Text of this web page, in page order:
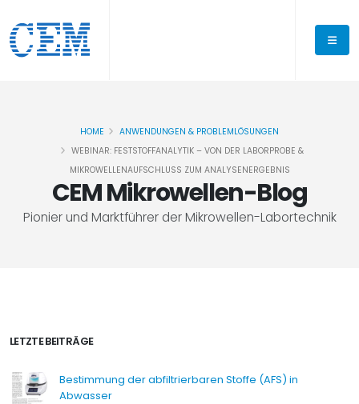
CEM Mikrowellen-Blog
Pionier und Marktführer der Mikrowellen-Labortechnik
HOME
ANWENDUNGEN & PROBLEMLÖSUNGEN
WEBINAR: FESTSTOFFANALYTIK – VON DER LABORPROBE &
MIKROWELLENAUFSCHLUSS ZUM ANALYSENERGEBNIS
LETZTE BEITRÄGE
Bestimmung der abfiltrierbaren Stoffe (AFS) in
Abwasser